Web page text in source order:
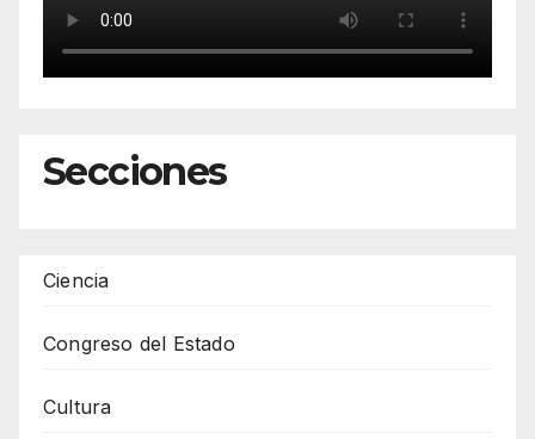
Secciones
Ciencia
Congreso del Estado
Cultura